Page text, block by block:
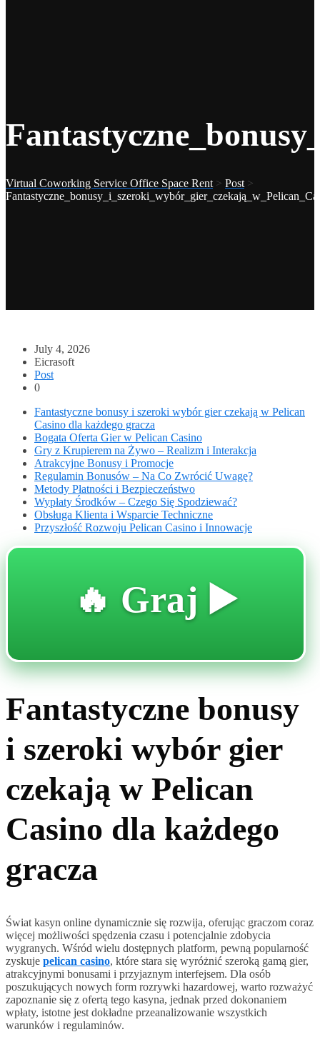
Virtual Coworking Service Office Space Rent > Post >
July 4, 2026
Eicrasoft
Post
0
Fantastyczne bonusy i szeroki wybór gier czekają w Pelican
Casino dla każdego gracza
Bogata Oferta Gier w Pelican Casino
Gry z Krupierem na Żywo – Realizm i Interakcja
Atrakcyjne Bonusy i Promocje
Regulamin Bonusów – Na Co Zwrócić Uwagę?
Metody Płatności i Bezpieczeństwo
Wypłaty Środków – Czego Się Spodziewać?
Obsługa Klienta i Wsparcie Techniczne
Przyszłość Rozwoju Pelican Casino i Innowacje
🔥 Graj ▶️
Fantastyczne bonusy
i szeroki wybór gier
czekają w Pelican
Casino dla każdego
gracza
Świat kasyn online dynamicznie się rozwija, oferując graczom coraz
więcej możliwości spędzenia czasu i potencjalnie zdobycia
wygranych. Wśród wielu dostępnych platform, pewną popularność
zyskuje pelican casino, które stara się wyróżnić szeroką gamą gier,
atrakcyjnymi bonusami i przyjaznym interfejsem. Dla osób
poszukujących nowych form rozrywki hazardowej, warto rozważyć
zapoznanie się z ofertą tego kasyna, jednak przed dokonaniem
wpłaty, istotne jest dokładne przeanalizowanie wszystkich
warunków i regulaminów.